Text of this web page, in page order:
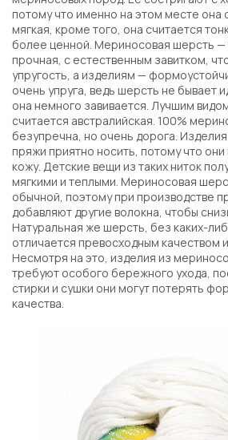
потому что именно на этом месте она
мягкая, кроме того, она считается
более ценной. Мериносовая шерсть —
прочная, с естественным завитком,
упругость, а изделиям —
очень упруга, ведь шерсть не бывает
она немного завивается. Лучшим
считается австралийская. 100%
безупречна, но очень дорога.
пряжи приятно носить, потому что
кожу. Детские вещи из таких ниток
мягкими и теплыми. Мериносовая
обычной, поэтому при производстве
добавляют другие волокна, чтобы
Натуральная же шерсть, без каких-
отличается превосходным качеством
Несмотря на это, изделия из
требуют особого бережного ухода,
стирки и сушки они могут потерять
качества.